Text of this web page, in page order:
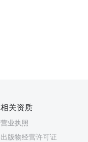
相关资质
营业执照
出版物经营许可证